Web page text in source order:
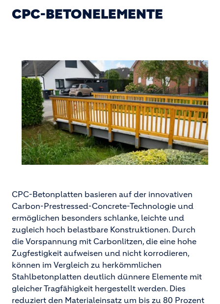
d
e
o
CPC-BETONELEMENTE
CPC-Betonplatten basieren auf der innovativen
Carbon-Prestressed-Concrete-Technologie und
ermöglichen besonders schlanke, leichte und
zugleich hoch belastbare Konstruktionen. Durch
die Vorspannung mit Carbonlitzen, die eine hohe
Zugfestigkeit aufweisen und nicht korrodieren,
können im Vergleich zu herkömmlichen
Stahlbetonplatten deutlich dünnere Elemente mit
gleicher Tragfähigkeit hergestellt werden. Dies
reduziert den Materialeinsatz um bis zu 80 Prozent